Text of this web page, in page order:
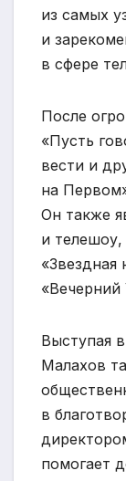
из самых
и
в сфере
После
«Пусть
вести и
на
Он также
и
«Вечерний
Выступая
Малахов
в
помогает